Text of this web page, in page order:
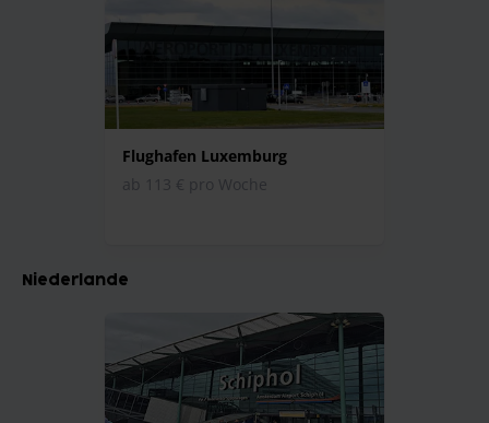
Flughafen Luxemburg
ab 113 € pro Woche
Niederlande